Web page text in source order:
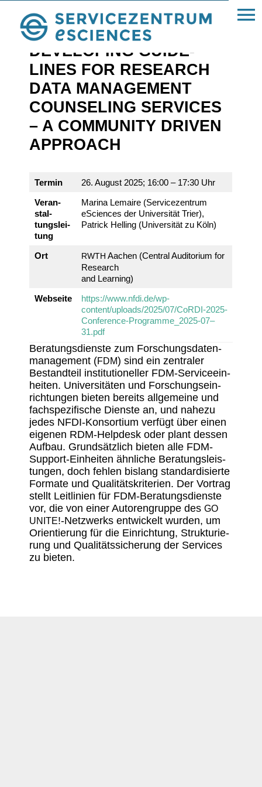
« Alle Beiträge
DEVE­LO­PING GUIDE­
LINES FOR RESE­ARCH
DATA MANAGE­MENT
COUN­SELING SERVICES
– A COMMU­NITY DRIVEN
APPROACH
Termin
26. August 2025; 16:00 – 17:30 Uhr
Veran­
stal­
tungs­lei­
tung
Marina Lemaire (Service­zen­trum
eSci­ences der Univer­sität Trier),
Patrick Helling (Univer­sität zu Köln)
Ort RWTH Aachen (Central Audi­to­rium for
Rese­arch
and Lear­ning)
Webseite
https://www.nfdi.de/wp-
content/uploads/2025/07/CoRDI-2025-
Conference-Programme_2025-07–
31.pdf
Bera­tungs­dienste zum Forschungs­da­ten­
ma­nage­ment (FDM) sind ein zentraler
Bestand­teil insti­tu­tio­neller FDM-Service­ein­
heiten. Univer­si­täten und Forschungs­ein­
rich­tungen bieten bereits allge­meine und
fach­spe­zi­fi­sche Dienste an, und nahezu
jedes NFDI-Konsor­tium verfügt über einen
eigenen RDM-Help­desk oder plant dessen
Aufbau. Grund­sätz­lich bieten alle FDM-
Support-Einheiten ähnliche Bera­tungs­leis­
tungen, doch fehlen bislang stan­dar­di­sierte
Formate und Quali­täts­kri­te­rien. Der Vortrag
stellt Leit­li­nien für FDM-Bera­tungs­dienste
vor, die von einer Autoren­gruppe des GO
UNITE!-Netzwerks entwi­ckelt wurden, um
Orien­tie­rung für die Einrich­tung, Struk­tu­rie­
rung und Quali­täts­si­che­rung der Services
zu bieten.